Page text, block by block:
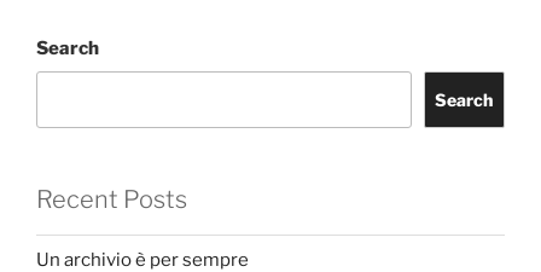
Search
Search
Recent Posts
Un archivio è per sempre